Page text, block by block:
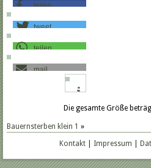
teilen
tweet
teilen
mail
Die gesamte Größe
Bauernsterben klein 1 »
Kontakt
Impressum